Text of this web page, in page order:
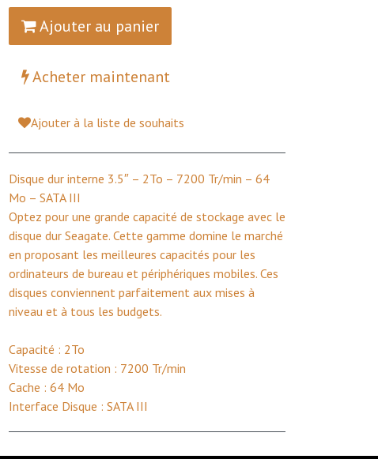
Ajouter au panier
Acheter maintenant
Ajouter à la liste de souhaits
Disque dur interne 3.5″ – 2To – 7200 Tr/min – 64
Mo – SATA III
Optez pour une grande capacité de stockage avec le
disque dur Seagate. Cette gamme domine le marché
en proposant les meilleures capacités pour les
ordinateurs de bureau et périphériques mobiles. Ces
disques conviennent parfaitement aux mises à
niveau et à tous les budgets.
Capacité : 2To
Vitesse de rotation : 7200 Tr/min
Cache : 64 Mo
Interface Disque : SATA III